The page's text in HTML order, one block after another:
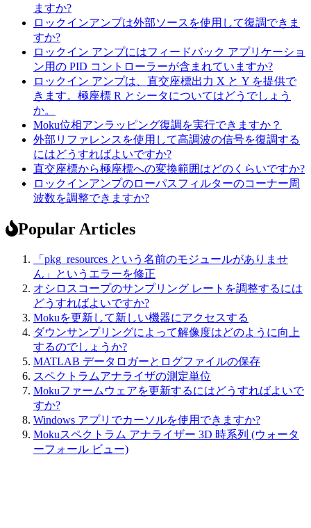
ますか?
ロックインアンプは外部ソースを使用して復調できま
すか?
ロックイン アンプにはフィードバック アプリケーショ
ン用の PID コントローラーが含まれていますか?
ロックイン アンプは、直交座標出力 X と Y を提供で
きます。極座標 R とシータについてはどうでしょう
か。
Moku位相アンラッピング復調を実行できますか？
外部リファレンスを使用して高調波の信号を復調する
にはどうすればよいですか?
直交座標から極座標への変換範囲はどのくらいですか?
ロックインアンプのローパスフィルターのコーナー周
波数を調整できますか?
Popular Articles
「pkg_resources という名前のモジュールがありませ
ん」というエラーを修正
オシロスコープのサンプリング レートを調整するには
どうすればよいですか?
Mokuを更新して新しい機器にアクセスする
ダウンサンプリングによって解像度はどのように向上
するのでしょうか?
MATLAB データロガーとログファイルの保存
スペクトラムアナライザの測定単位
Mokuファームウェアを更新するにはどうすればよいで
すか?
Windows アプリでカーソルを使用できますか?
Mokuスペクトラム アナライザー 3D 時系列 (ウォータ
ーフォール ビュー)